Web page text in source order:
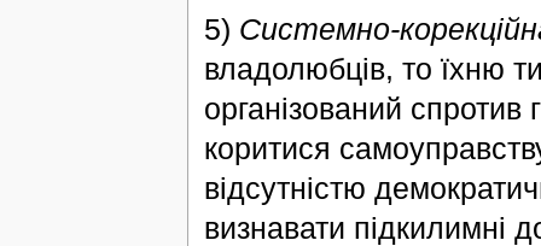
5) Системно-
владолюбців, то їхню
організований спротив
коритися
відсутністю
визнавати підкилимні